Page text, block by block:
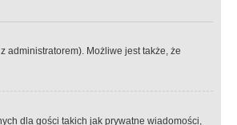
administratorem). Możliwe jest także, że
dla gości takich jak prywatne wiadomości,